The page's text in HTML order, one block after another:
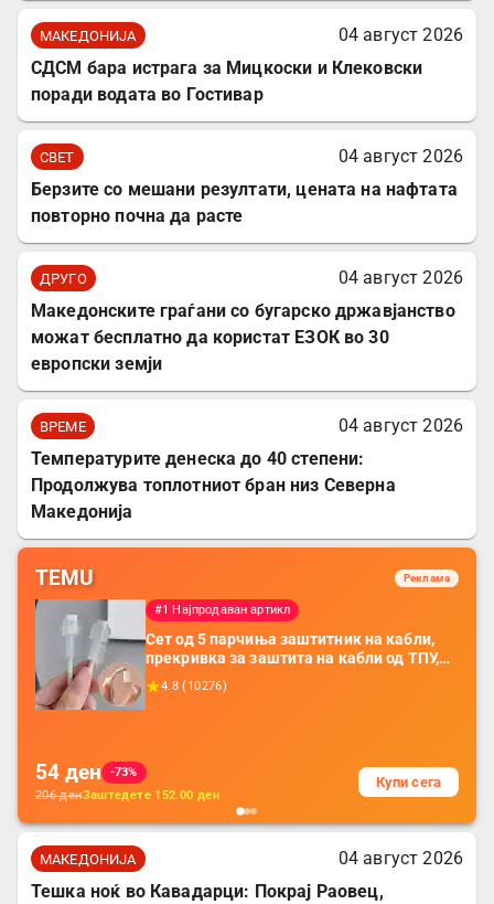
МАКЕДОНИЈА
04 август 2026
СДСМ бара истрага за Мицкоски и Клековски
поради водата во Гостивар
СВЕТ
04 август 2026
Берзите со мешани резултати, цената на нафтата
повторно почна да расте
ДРУГО
04 август 2026
Mакедонските граѓани со бугарско државјанство
можат бесплатно да користат ЕЗОК во 30
европски земји
ВРЕМЕ
04 август 2026
Температурите денеска до 40 степени:
Продолжува топлотниот бран низ Северна
Македонија
TEMU Реклама
#1 Најпродаван артикл
Сет од 5 парчиња заштитник на кабли,
прекривка за заштита на кабли од ТПУ,
додатоци за заштита на кабли, без
батерија, за мобилни телефони, комплет
4.8 ( 10276)
54 ден
-73%
206денЗаштедете 152.00 ден
Купи сега
МАКЕДОНИЈА
04 август 2026
Тешка ноќ во Кавадарци: Покрај Раовец,